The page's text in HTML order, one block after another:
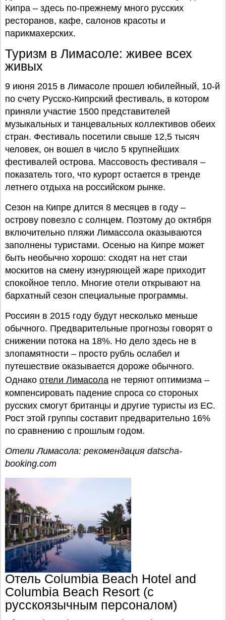
Кипра – здесь по-прежнему много русских
ресторанов, кафе, салонов красоты и
парикмахерских.
Туризм в Лимасоле: живее всех
живых
9 июня 2015 в Лимасоле прошел юбилейный, 10-й
по счету Русско-Кипрский фестиваль, в котором
приняли участие 1500 представителей
музыкальных и танцевальных коллективов обеих
стран. Фестиваль посетили свыше 12,5 тысяч
человек, он вошел в число 5 крупнейших
фестивалей острова. Массовость фестиваля –
показатель того, что курорт остается в тренде
летнего отдыха на российском рынке.
Сезон на Кипре длится 8 месяцев в году –
острову повезло с солнцем. Поэтому до октября
включительно пляжи Лимассола оказываются
заполнены туристами. Осенью на Кипре может
быть необычно хорошо: сходят на нет стаи
москитов на смену изнуряющей жаре приходит
спокойное тепло. Многие отели открывают на
бархатный сезон специальные программы.
Россиян в 2015 году будут несколько меньше
обычного. Предварительные прогнозы говорят о
снижении потока на 18%. Но дело здесь не в
злопамятности – просто рубль ослабел и
путешествие оказывается дороже обычного.
Однако отели Лимасола не теряют оптимизма –
компенсировать падение спроса со стороных
русских смогут британцы и другие туристы из ЕС.
Рост этой группы составит предварительно 16%
по сравнению с прошлым годом.
Отели Лимасола: рекомендация datscha-
booking.com
Отель Columbia Beach Hotel and
Columbia Beach Resort (с
русскоязычным персоналом)